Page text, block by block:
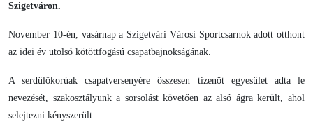
Szigetváron.
November 10-én, vasárnap a Szigetvári Városi Sportcsarnok adott otthont
az idei év utolsó kötöttfogású csapatbajnokságának.
A serdülőkorúak csapatversenyére összesen tizenöt egyesület adta le
nevezését, szakosztályunk a sorsolást követően az alsó ágra került, ahol
selejtezni kényszerült.